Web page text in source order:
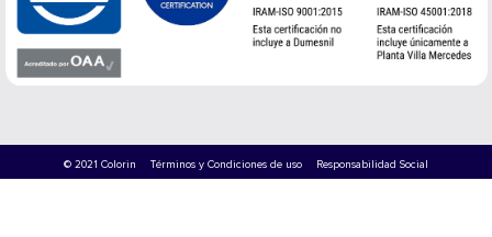
© 2021 Colorin Términos y Condiciones de uso Responsabilidad Social